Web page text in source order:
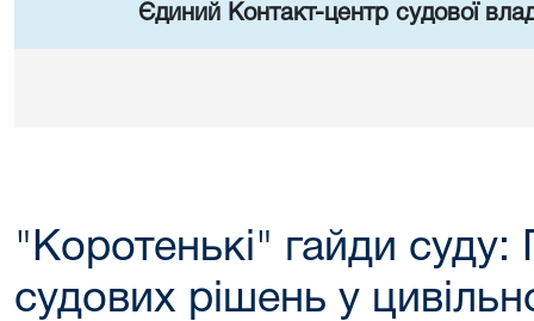
Єдиний Контакт-центр судової
"Коротенькі" гайди суду:
судових рішень у